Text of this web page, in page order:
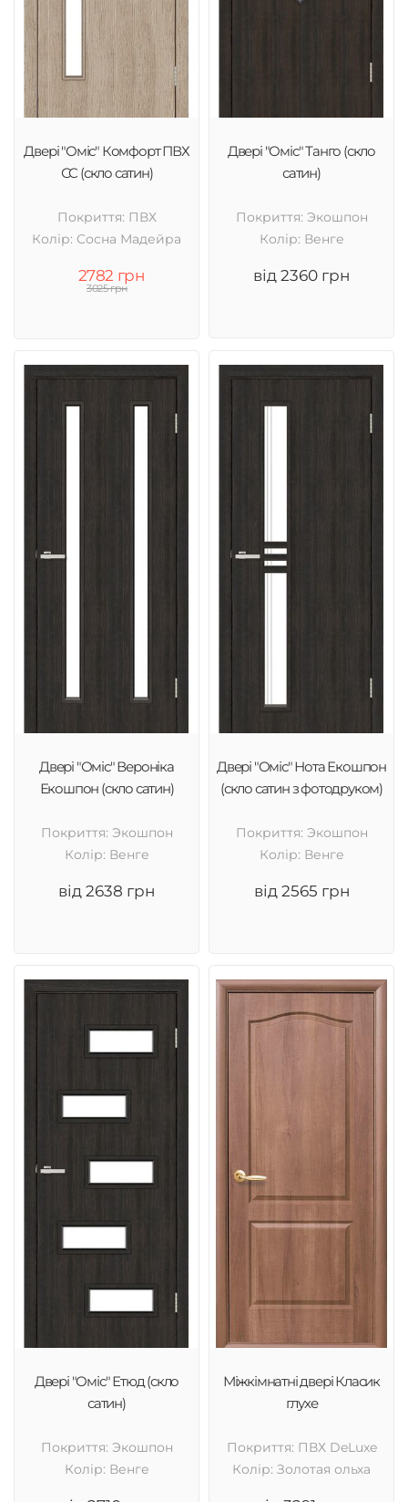
Двері "Оміс" Комфорт ПВХ
СС (скло сатин)
Покриття: ПВХ
Колір: Cосна Мадейра
2782 грн
3025 грн
Двері "Оміс" Танго (скло
сатин)
Покриття: Экошпон
Колір: Венге
від 2360 грн
Двері "Оміс" Вероніка
Екошпон (скло сатин)
Покриття: Экошпон
Колір: Венге
від 2638 грн
Двері "Оміс" Нота Екошпон
(скло сатин з фотодруком)
Покриття: Экошпон
Колір: Венге
від 2565 грн
Двері "Оміс" Етюд (скло
сатин)
Покриття: Экошпон
Колір: Венге
Міжкімнатні двері Класик
глухе
Покриття: ПВХ DeLuxe
Колір: Золотая ольха